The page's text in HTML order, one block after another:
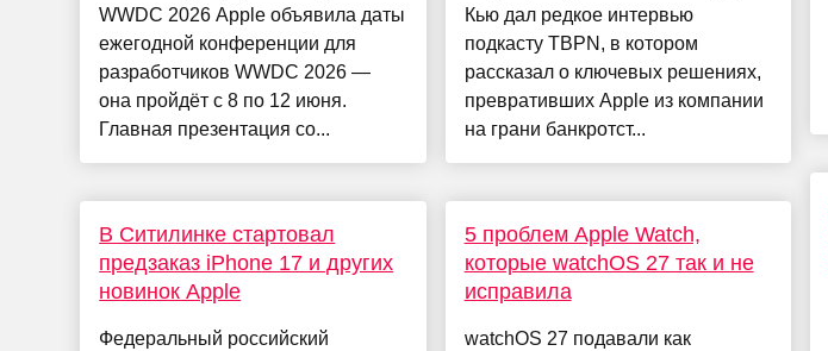
WWDC 2026 Apple объявила даты
ежегодной конференции для
разработчиков WWDC 2026 —
она пройдёт с 8 по 12 июня.
Главная презентация со...
В Ситилинке стартовал
предзаказ iPhone 17 и других
новинок Apple
Федеральный российский
Кью дал редкое интервью
подкасту TBPN, в котором
рассказал о ключевых решениях,
превративших Apple из компании
на грани банкротст...
5 проблем Apple Watch,
которые watchOS 27 так и не
исправила
watchOS 27 подавали как